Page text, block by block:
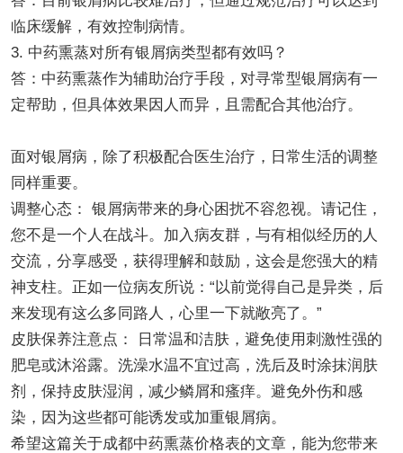
临床缓解，有效控制病情。
3. 中药熏蒸对所有银屑病类型都有效吗？
答：中药熏蒸作为辅助治疗手段，对寻常型银屑病有一
定帮助，但具体效果因人而异，且需配合其他治疗。
面对银屑病，除了积极配合医生治疗，日常生活的调整
同样重要。
调整心态： 银屑病带来的身心困扰不容忽视。请记住，
您不是一个人在战斗。加入病友群，与有相似经历的人
交流，分享感受，获得理解和鼓励，这会是您强大的精
神支柱。正如一位病友所说：“以前觉得自己是异类，后
来发现有这么多同路人，心里一下就敞亮了。”
皮肤保养注意点： 日常温和洁肤，避免使用刺激性强的
肥皂或沐浴露。洗澡水温不宜过高，洗后及时涂抹润肤
剂，保持皮肤湿润，减少鳞屑和瘙痒。避免外伤和感
染，因为这些都可能诱发或加重银屑病。
希望这篇关于成都中药熏蒸价格表的文章，能为您带来